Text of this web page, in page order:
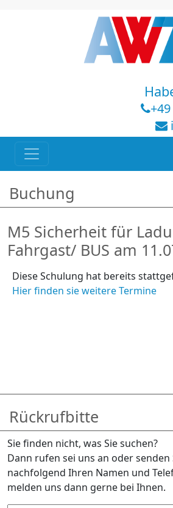
Buchung
M5 Sicherheit für
Fahrgast/ BUS am
Diese Schulung hat bereits
Hier finden sie weitere Termine
Rückrufbitte
Sie finden nicht, was Sie suchen?
Dann rufen sei uns an oder senden
nachfolgend Ihren Namen und
melden uns dann gerne bei Ihnen.